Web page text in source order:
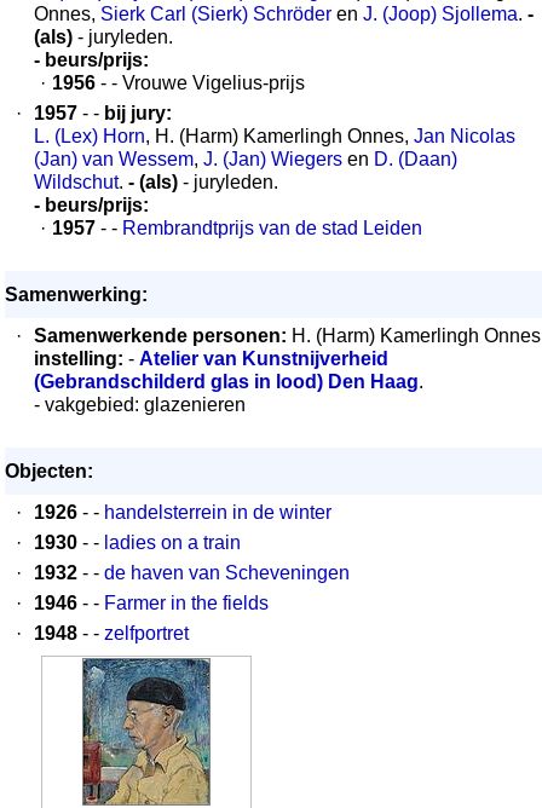
Onnes, Sierk Carl (Sierk) Schröder en J. (Joop) Sjollema. -
(als) - juryleden.
- beurs/prijs:
· 1956 - - Vrouwe Vigelius-prijs
·
1957 - - bij jury:
L. (Lex) Horn, H. (Harm) Kamerlingh Onnes, Jan Nicolas
(Jan) van Wessem, J. (Jan) Wiegers en D. (Daan)
Wildschut. - (als) - juryleden.
- beurs/prijs:
· 1957 - - Rembrandtprijs van de stad Leiden
Samenwerking:
·
Samenwerkende personen: H. (Harm) Kamerlingh
instelling: - Atelier van Kunstnijverheid
(Gebrandschilderd glas in lood) Den Haag.
- vakgebied: glazenieren
Objecten:
·
1926 - - handelsterrein in de winter
·
1930 - - ladies on a train
·
1932 - - de haven van Scheveningen
·
1946 - - Farmer in the fields
·
1948 - - zelfportret